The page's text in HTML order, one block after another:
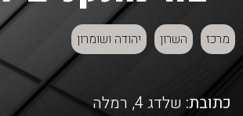
מרכז השרון יהודה ושומרון
כתובת: שלדג 4, רמלה